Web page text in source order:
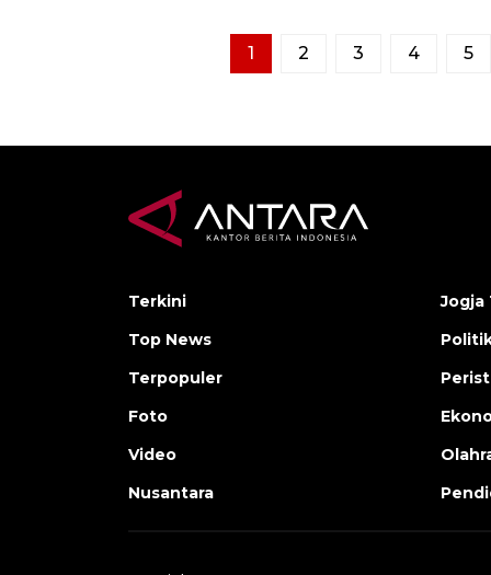
1 2 3 4 5
Terkini
Top News
Terpopuler
Foto
Video
Nusantara
Jogja